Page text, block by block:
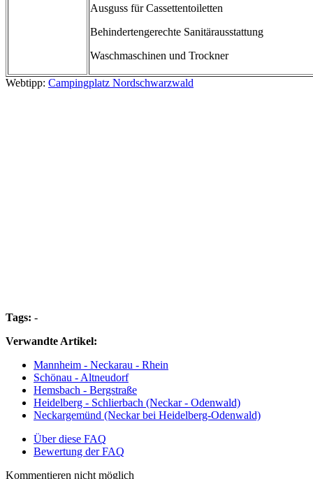
Ausguss für Cassettentoiletten
Behindertengerechte Sanitärausstattung
Waschmaschinen und Trockner
Webtipp: Campingplatz Nordschwarzwald
Tags: -
Verwandte Artikel:
Mannheim - Neckarau - Rhein
Schönau - Altneudorf
Hemsbach - Bergstraße
Heidelberg - Schlierbach (Neckar - Odenwald)
Neckargemünd (Neckar bei Heidelberg-Odenwald)
Über diese FAQ
Bewertung der FAQ
Kommentieren nicht möglich